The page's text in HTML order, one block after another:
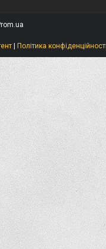
| Політика конфіденційності